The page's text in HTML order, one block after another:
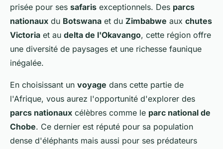
prisée pour ses safaris exceptionnels. Des parcs
nationaux du Botswana et du Zimbabwe aux chutes
Victoria et au delta de l'Okavango, cette région offre
une diversité de paysages et une richesse faunique
inégalée.
En choisissant un voyage dans cette partie de
l'Afrique, vous aurez l'opportunité d'explorer des
parcs nationaux célèbres comme le parc national de
Chobe. Ce dernier est réputé pour sa population
dense d'éléphants mais aussi pour ses prédateurs